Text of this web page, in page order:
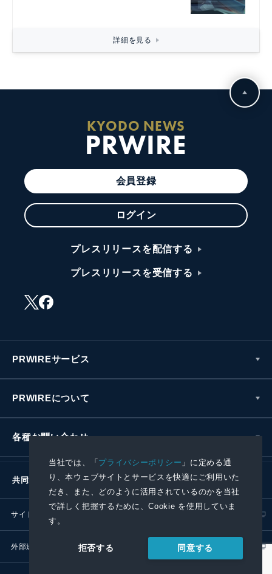
当社では、「プライバシーポリシー 」に定める通
り、本ウェブサイトとサービスを快適にご利用いた
だき、また、どのように活用されているのかを当社
で詳しく把握するために、Cookie を使用していま
す。
拒否する 同意する
詳細を見る
KYODO NEWS
PRWIRE
会員登録
ログイン
プレスリリースを配信する
プレスリリースを受信する
PRWIREサービス
PRWIREについて
各種お問い合わせ
共同通信社グループ
サイトポリシー
外部送信ポリシー プレスリリース取扱基準